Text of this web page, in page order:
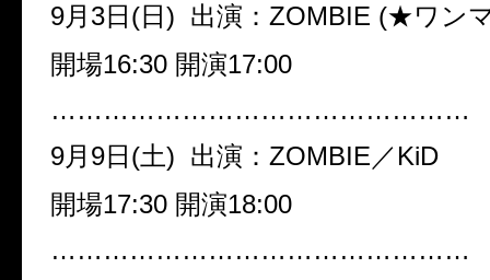
9月3日(日) 出演：ZOMBIE (★ワン
開場16:30 開演17:00
…………………………………………
9月9日(土) 出演：ZOMBIE／KiD
開場17:30 開演18:00
…………………………………………